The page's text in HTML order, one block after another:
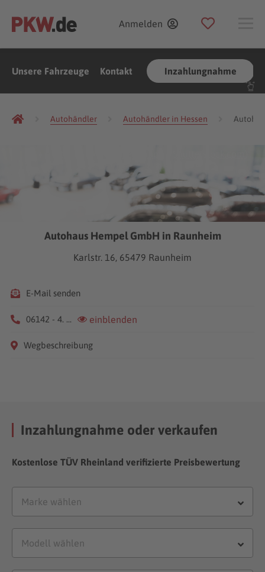
Anmelden
Unsere Fahrzeuge Kontakt Inzahlungnahme
Autohändler Autohändler in Hessen
Autohaus Hempel GmbH in Raunheim
Karlstr. 16, 65479 Raunheim
E-Mail senden
06142 - 4. ... einblenden
Wegbeschreibung
Inzahlungnahme oder verkaufen
Kostenlose TÜV Rheinland verifizierte Preisbewertung